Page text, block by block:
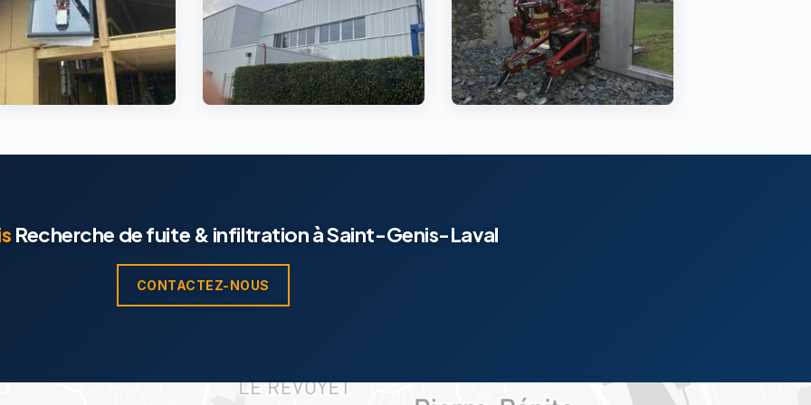
Recherche de fuite & infiltration à Saint-Genis-Laval
CONTACTEZ-NOUS